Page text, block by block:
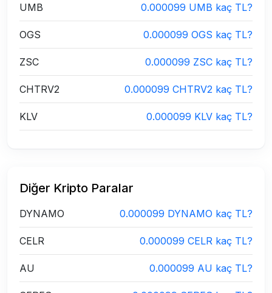
UMB 0.000099 UMB kaç TL?
OGS 0.000099 OGS kaç TL?
ZSC 0.000099 ZSC kaç TL?
CHTRV2 0.000099 CHTRV2 kaç TL?
KLV 0.000099 KLV kaç TL?
Diğer Kripto Paralar
DYNAMO 0.000099 DYNAMO kaç TL?
CELR 0.000099 CELR kaç TL?
AU 0.000099 AU kaç TL?